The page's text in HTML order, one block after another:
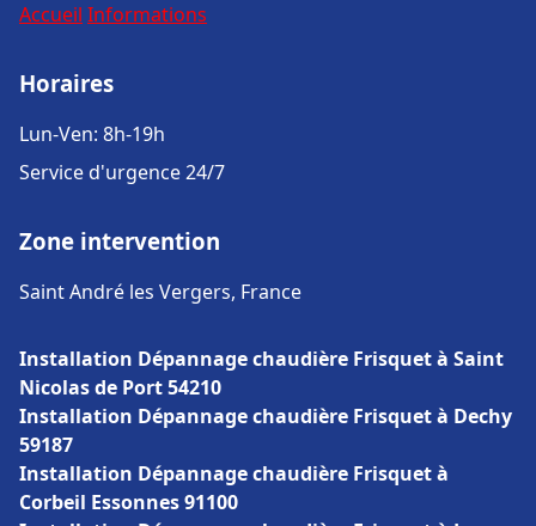
Accueil Informations
Horaires
Lun-Ven: 8h-19h
Service d'urgence 24/7
Zone intervention
Saint André les Vergers, France
Installation Dépannage chaudière Frisquet à Saint
Nicolas de Port 54210
Installation Dépannage chaudière Frisquet à Dechy
59187
Installation Dépannage chaudière Frisquet à
Corbeil Essonnes 91100